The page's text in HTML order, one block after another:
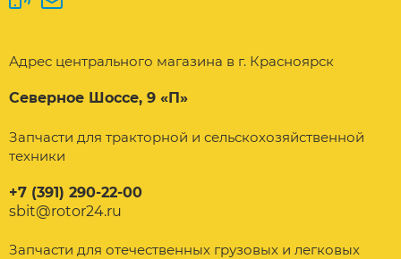
Адрес центрального магазина в г. Красноярск
Северное Шоссе, 9 «П»
Запчасти для тракторной и сельскохозяйственной
техники
+7 (391) 290-22-00
sbit@rotor24.ru
Запчасти для отечественных грузовых и легковых